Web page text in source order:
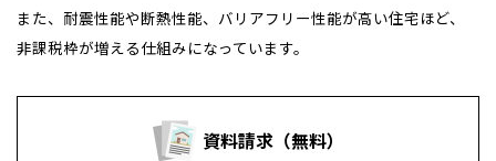
また、耐震性能や断熱性能、バリアフリー性能が高い住宅ほど、
非課税枠が増える仕組みになっています。
資料請求（無料）